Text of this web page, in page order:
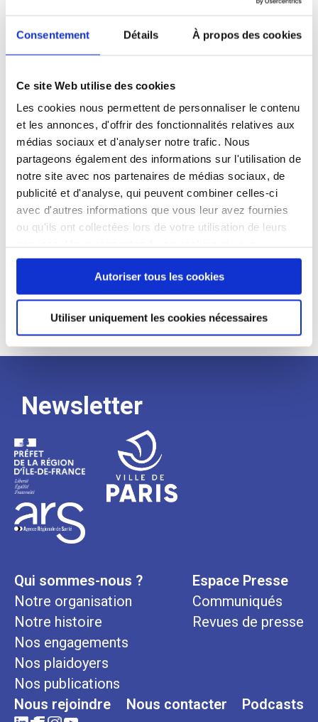
Consentement Détails À propos des cookies
Ce site Web utilise des cookies
Les cookies nous permettent de personnaliser le contenu
et les annonces, d'offrir des fonctionnalités relatives aux
médias sociaux et d'analyser notre trafic. Nous
partageons également des informations sur l'utilisation de
notre site avec nos partenaires de médias sociaux, de
publicité et d'analyse, qui peuvent combiner celles-ci
avec d'autres informations que vous leur avez fournies
ou qu'ils ont collectées lors de votre utilisation de leurs
continuez à utiliser notre site Web.
Autoriser tous les cookies
Utiliser uniquement les cookies nécessaires
Profil du
candidat
Qualifications et diplômes :
Profil recherché :
Processus
de
recrutement
Newsletter
Qui sommes-nous ?
Notre organisation
Notre histoire
Nos engagements
Nos plaidoyers
Nos publications
Espace Presse
Communiqués
Revues de presse
Nous rejoindre Nous contacter Podcasts